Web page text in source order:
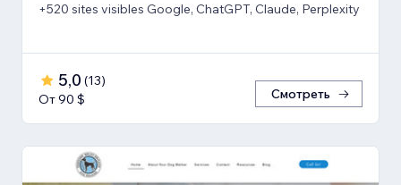
+520 sites visibles Google, ChatGPT, Claude, Perplexity
5,0 (13)
От 90 $
Смотреть